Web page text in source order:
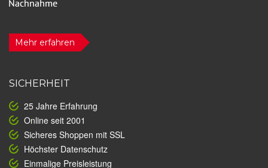
Mehr erfahren
SICHERHEIT
25 Jahre Erfahrung
Online seit 2001
Sicheres Shoppen mit SSL
Höchster Datenschutz
Einmalige Preisleistung